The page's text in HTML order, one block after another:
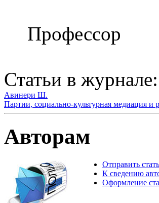
Профессор
Статьи в журнале:
Авинери Ш.
Партии, социально-культурная медиация и
Авторам
Отправить
К сведению
Оформление